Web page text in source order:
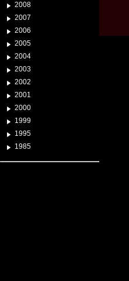
2008
2007
2006
2005
2004
2003
2002
2001
2000
1999
1995
1985